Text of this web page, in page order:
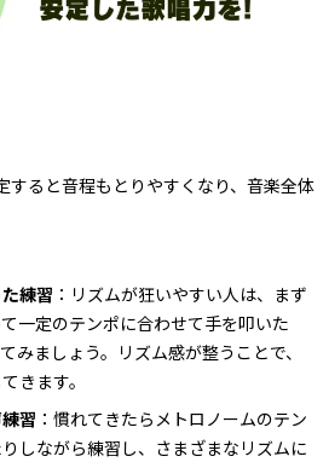
すると音程もとりやすくなり、音楽全体
練習 ：リズムが狂いやすい人は、まず
一定のテンポに合わせて手を叩いた
みましょう。リズム感が整うことで、
きます。
習 ：慣れてきたらメトロノームのテン
しながら練習し、さまざまなリズムに